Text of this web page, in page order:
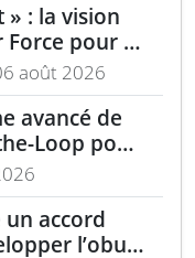
: la vision
Force pour la
alliée passe
et
août 2026
avancé de
Loop pour
IR
un accord
l’obus